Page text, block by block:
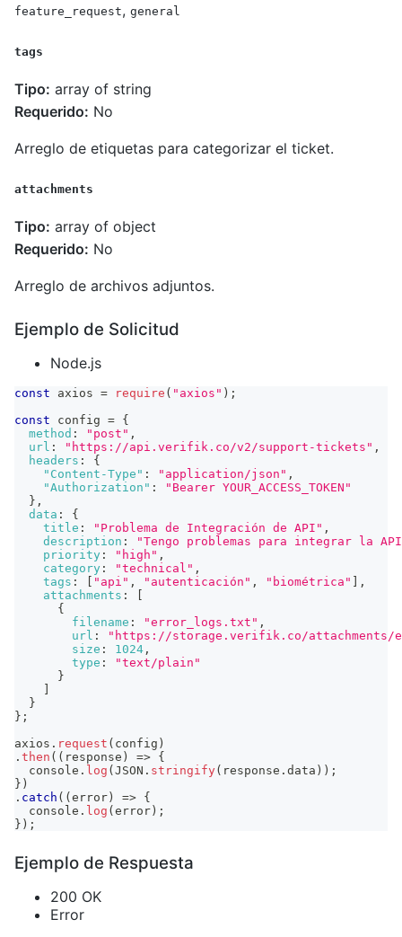
feature_request, general
tags
Tipo: array of string
Requerido: No
Arreglo de etiquetas para categorizar el ticket.
attachments
Tipo: array of object
Requerido: No
Arreglo de archivos adjuntos.
Ejemplo de Solicitud
Node.js
const axios = require ( "axios" ) ;
const config = {
method : "post" ,
url : "https://api.verifik.co/v2/support-tickets" ,
headers :
{
"Content-Type" : "application/json" ,
"Authorization" :
"Bearer YOUR_ACCESS_TOKEN"
} ,
data :
{
title : "Problema de Integración de API" ,
description :
"Tengo problemas para integrar la
priority : "high" ,
category : "technical" ,
tags : "api" , "autenticación" , "biométrica"
,
attachments :
{
filename : "error_logs.txt" ,
url :
"https://storage.verifik.co/attachments/
size : 1024 ,
type :
"text/plain"
}
}
} ;
axios . request ( config )
. then ( ( response ) => {
console . log ( JSON . stringify( response . data ) ) ;
} )
. catch ( ( error ) => {
console . log ( error ) ;
} ) ;
Ejemplo de Respuesta
200 OK
Error